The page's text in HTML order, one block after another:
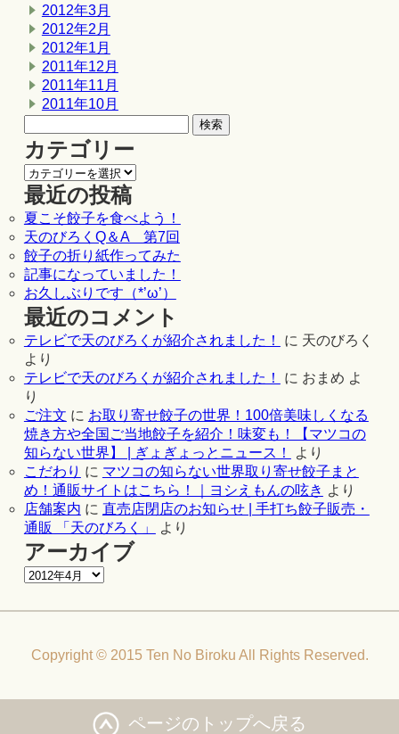
2012年3月
2012年2月
2012年1月
2011年12月
2011年11月
2011年10月
カテゴリー
最近の投稿
夏こそ餃子を食べよう！
天のびろくQ＆A 第7回
餃子の折り紙作ってみた
記事になっていました！
お久しぶりです（*’ω’）
最近のコメント
テレビで天のびろくが紹介されました！ に 天のびろく
より
テレビで天のびろくが紹介されました！
に おまめ よ
り
ご注文 に お取り寄せ餃子の世界！100倍美味しくなる
焼き方や全国ご当地餃子を紹介！味変も！【マツコの
知らない世界】 | ぎょぎょっとニュース！
より
こだわり に マツコの知らない世界取り寄せ餃子まと
め！通販サイトはこちら！｜ヨシえもんの呟き より
店舗案内 に 直売店閉店のお知らせ | 手打ち餃子販売・
通販 「天のびろく」
より
アーカイブ
Copyright © 2015 Ten No Biroku All Rights Reserved.
ページのトップへ戻る